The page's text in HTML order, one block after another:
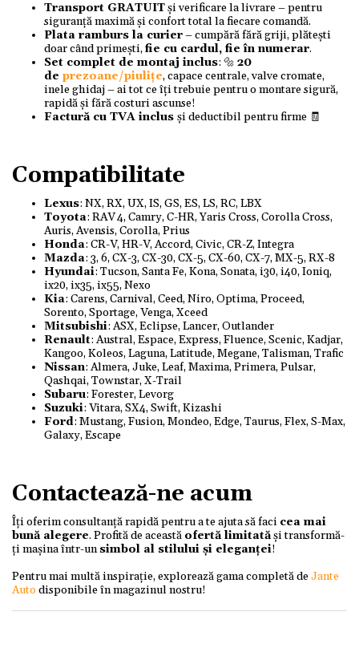
Transport GRATUITși verificare la livrare – pentru
siguranță maximă și confort total la fiecare comandă.
Plata ramburs la curier– cumpără fără griji, plătești
doar când primești,fie cu cardul, fie în numerar.
Set complet de montaj inclus: 🔩 20
de prezoane/piulițe, capace centrale, valve cromate,
inele ghidaj – ai tot ce îți trebuie pentru o montare sigură,
rapidă și fără costuri ascunse!
Factură cu TVA inclus și deductibil pentru firme 🧾
Compatibilitate
Lexus: NX, RX, UX, IS, GS, ES, LS, RC, LBX
Toyota: RAV 4, Camry, C-HR, Yaris Cross, Corolla Cross,
Auris, Avensis, Corolla, Prius
Honda: CR-V, HR-V, Accord, Civic, CR-Z, Integra
Mazda: 3, 6, CX-3, CX-30, CX-5, CX-60, CX-7, MX-5, RX-8
Hyundai: Tucson, Santa Fe, Kona, Sonata, i30, i40, Ioniq,
ix20, ix35, ix55, Nexo
Kia: Carens, Carnival, Ceed, Niro, Optima, Proceed,
Sorento, Sportage, Venga, Xceed
Mitsubishi: ASX, Eclipse, Lancer, Outlander
Renault: Austral, Espace, Express, Fluence, Scenic, Kadjar,
Kangoo, Koleos, Laguna, Latitude, Megane, Talisman, Trafic
Nissan: Almera, Juke, Leaf, Maxima, Primera, Pulsar,
Qashqai, Townstar, X-Trail
Subaru: Forester, Levorg
Suzuki: Vitara, SX4, Swift, Kizashi
Ford: Mustang, Fusion, Mondeo, Edge, Taurus, Flex, S-Max,
Galaxy, Escape
Contactează-ne acum
Îți oferim consultanță rapidă pentru a te ajuta să faci cea mai
bună alegere. Profită de această ofertă limitatăși transformă-
ți mașina într-unsimbol al stilului și eleganței!
Pentru mai multă inspirație, explorează gama completă deJante
Autodisponibile în magazinul nostru!